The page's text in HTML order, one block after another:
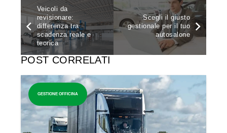
Veicoli da
revisionare:
differenza tra
scadenza reale e
teorica
Scegli il giusto
gestionale per il tuo
autosalone
POST CORRELATI
GESTIONE OFFICINA